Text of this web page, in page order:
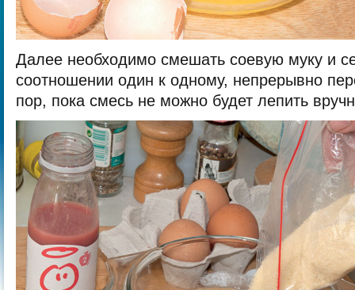
Далее необходимо смешать соевую муку и
соотношении один к одному, непрерывно
пор, пока смесь не можно будет лепить